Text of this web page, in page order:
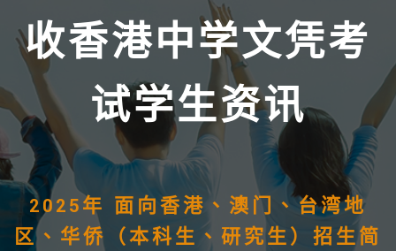
收香港中学文凭考
试学生资讯
2025年 面向香港、澳门、台湾地
区、华侨（本科生、研究生）招生简